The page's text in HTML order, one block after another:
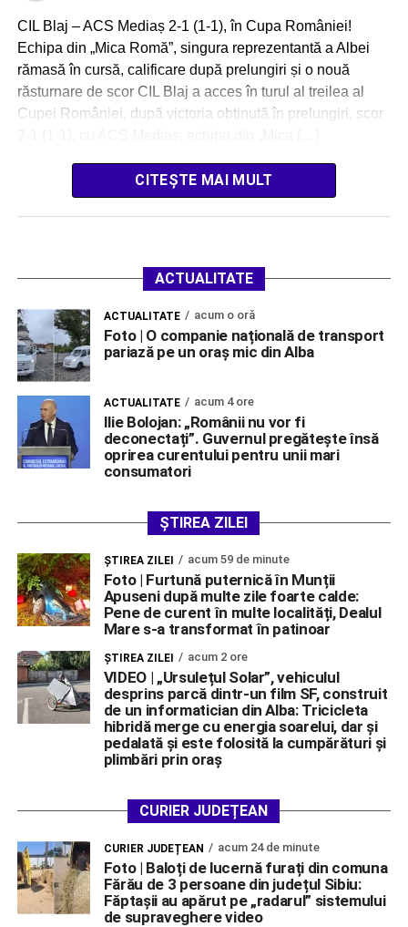
CIL Blaj – ACS Mediaș 2-1 (1-1), în Cupa României!
Echipa din „Mica Romă”, singura reprezentantă a Albei
rămasă în cursă, calificare după prelungiri și o nouă
răsturnare de scor CIL Blaj a acces în turul al treilea al
Cupei României, după victoria obținută în prelungiri, scor
CITEȘTE MAI MULT
ACTUALITATE
ACTUALITATE acum o oră
Foto | O companie națională de transport
pariază pe un oraș mic din Alba
ACTUALITATE acum 4 ore
Ilie Bolojan: „Românii nu vor fi
deconectați”. Guvernul pregătește însă
oprirea curentului pentru unii mari
consumatori
ȘTIREA ZILEI
ŞTIREA ZILEI acum 59 de minute
Foto | Furtună puternică în Munții
Apuseni după multe zile foarte calde:
Pene de curent în multe localități, Dealul
Mare s-a transformat în patinoar
ŞTIREA ZILEI acum 2 ore
VIDEO | „Ursulețul Solar”, vehiculul
desprins parcă dintr-un film SF, construit
de un informatician din Alba: Tricicleta
hibridă merge cu energia soarelui, dar și
pedalată și este folosită la cumpărături și
plimbări prin oraș
CURIER JUDEȚEAN
CURIER JUDEȚEAN acum 24 de minute
Foto | Baloți de lucernă furați din comuna
Fărău de 3 persoane din județul Sibiu:
Făptașii au apărut pe „radarul” sistemului
de supraveghere video